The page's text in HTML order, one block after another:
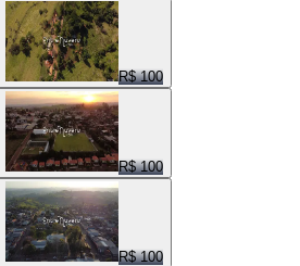
R$ 100
R$ 100
R$ 100